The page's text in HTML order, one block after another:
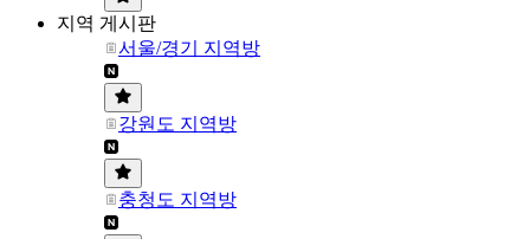
지역 게시판
서울/경기 지역방
강원도 지역방
충청도 지역방